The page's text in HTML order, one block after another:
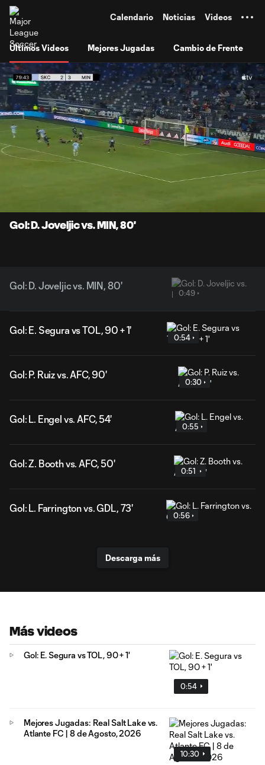
Calendario Noticias Videos
Últimos Videos Mejores Jugadas Cambio de Frente
Loaded
99.73%
0:49
Gol: D. Joveljic vs. MIN, 80'
Gol: D. Joveljic vs. MIN, 80'
0:49
Gol: E. Segura vs TOL, 90 + 1'
0:54
Gol: P. Ruiz vs. AFC, 90'
0:30
Gol: L. Engel vs. AFC, 54'
0:55
Gol: Z. Booth vs. AFC, 50'
0:51
Gol: L. Farrington vs. GDL, 73'
0:56
Descarga más
Más videos
0:54
Gol: E. Segura vs TOL, 90 + 1'
10:30
Mejores Jugadas: Real Salt Lake vs.
Atlante FC | 8 de Agosto, 2026